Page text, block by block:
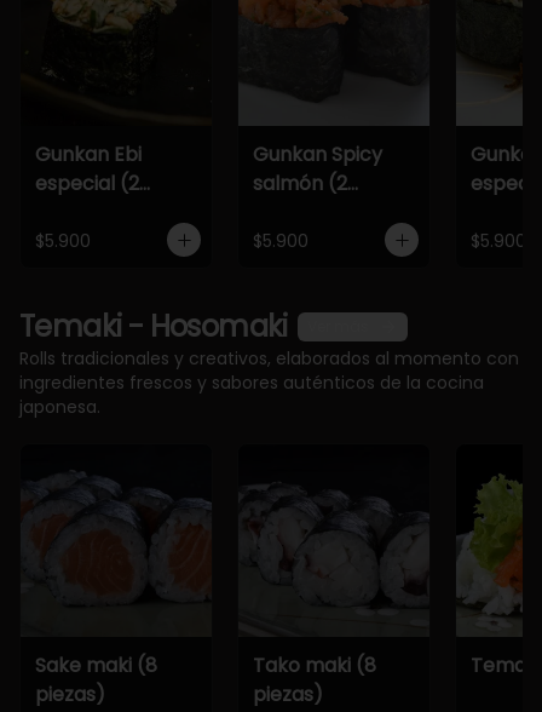
Gunkan Ebi
especial (2
$5.900
Gunkan Spicy
salmón (2
$5.900 $5.900
Temaki - Hosomaki
Rolls tradicionales y creativos, elaborados al momento con
ingredientes frescos y sabores auténticos de la cocina
japonesa.
Sake maki (8
piezas)
Tako maki (8
piezas)